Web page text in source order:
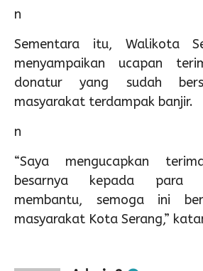
n
Sementara itu, Walikota
menyampaikan ucapan
donatur yang sudah
masyarakat terdampak banjir.
n
“Saya mengucapkan
besarnya kepada para
membantu, semoga ini
masyarakat Kota Serang,”